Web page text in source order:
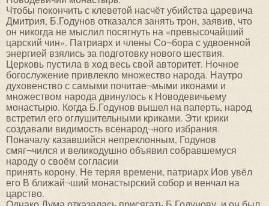
Чтобы покончить с клеветой насчёт убийства царевича
Дмитрия, Б.Годунов отказался занять трон, заявив, что
он никогда не мыслил посягнуть на «превысочайший
царский чин». Патриарх и члены Со¬бора с удвоенной
энергией взялись за подготовку нового шествия.
Церковь пустила в ход весь свой авторитет. Ночное
богослужение привлекло множество народа. Наутро
духовенство с самыми почитае¬мыми иконами и
множеством народа двинулось к Новодевичьему
монастырю. Когда Б.Годунов вышел на паперть, народ
встретил его оглушительными криками. Эти крики
создавали видимость всенарод¬ного избрания.
Поначалу казавшийся непреклонным, Годунов
смяг¬чился и великодушно объявил собравшемуся
народу о своём согласии
принять корону. Не теряя времени, патриарх Иов увёл
его В ближай¬ший монастырский собор и венчал на
царство.